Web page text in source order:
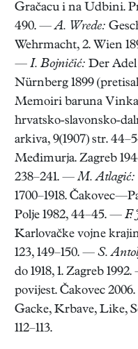
Gračacu i na Udbini.
490. —A. Wrede:
Wehrmacht, 2. Wien
— I. Bojničić: Der
Nürnberg 1899
Memoiri baruna
hrvatsko-slavonsko-
arkiva, 9(1907) str.
Međimurja. Zagreb
238–241. —M. Atlagić:
1700–1918.
Polje 1982, 44–45. — F.
Karlovačke vojne
123, 149–150. — S.
do 1918, 1. Zagreb
povijest. Čakovec
Gacke, Krbave, Like,
112–113.